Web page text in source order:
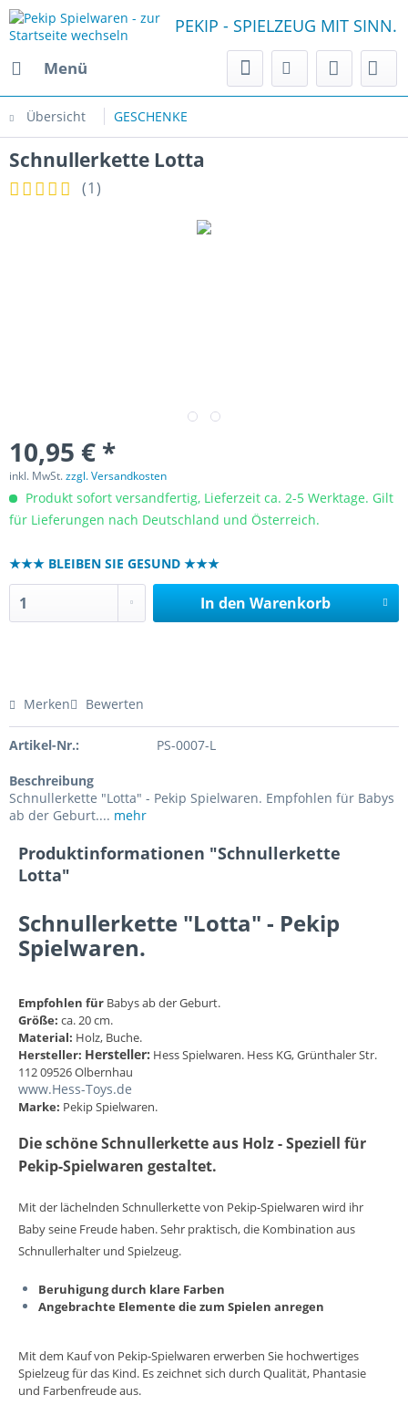
Menü
PEKIP - SPIELZEUG MIT SINN.
Übersicht GESCHENKE
Schnullerkette Lotta
(1)
10,95 € *
inkl. MwSt.zzgl. Versandkosten
Produkt sofort versandfertig, Lieferzeit ca. 2-5 Werktage. Gilt
für Lieferungen nach Deutschland und Österreich.
★★★ BLEIBEN SIE GESUND ★★★
In den Warenkorb
Merken Bewerten
Artikel-Nr.: PS-0007-L
Beschreibung
Schnullerkette "Lotta" - Pekip Spielwaren. Empfohlen für Babys
ab der Geburt.... mehr
Produktinformationen "Schnullerkette
Lotta"
Schnullerkette "Lotta" - Pekip
Spielwaren.
Empfohlen für Babys ab der Geburt.
Größe: ca. 20 cm.
Material: Holz, Buche.
Hersteller: Hersteller: Hess Spielwaren. Hess KG, Grünthaler Str.
112 09526 Olbernhau
www.Hess-Toys.de
Marke: Pekip Spielwaren.
Die schöne Schnullerkette aus Holz - Speziell für
Pekip-Spielwaren gestaltet.
Mit der lächelnden Schnullerkette von Pekip-Spielwaren wird ihr
Baby seine Freude haben. Sehr praktisch, die Kombination aus
Schnullerhalter und Spielzeug.
Beruhigung durch klare Farben
Angebrachte Elemente die zum Spielen anregen
Mit dem Kauf von Pekip-Spielwaren erwerben Sie hochwertiges
Spielzeug für das Kind. Es zeichnet sich durch Qualität, Phantasie
und Farbenfreude aus.